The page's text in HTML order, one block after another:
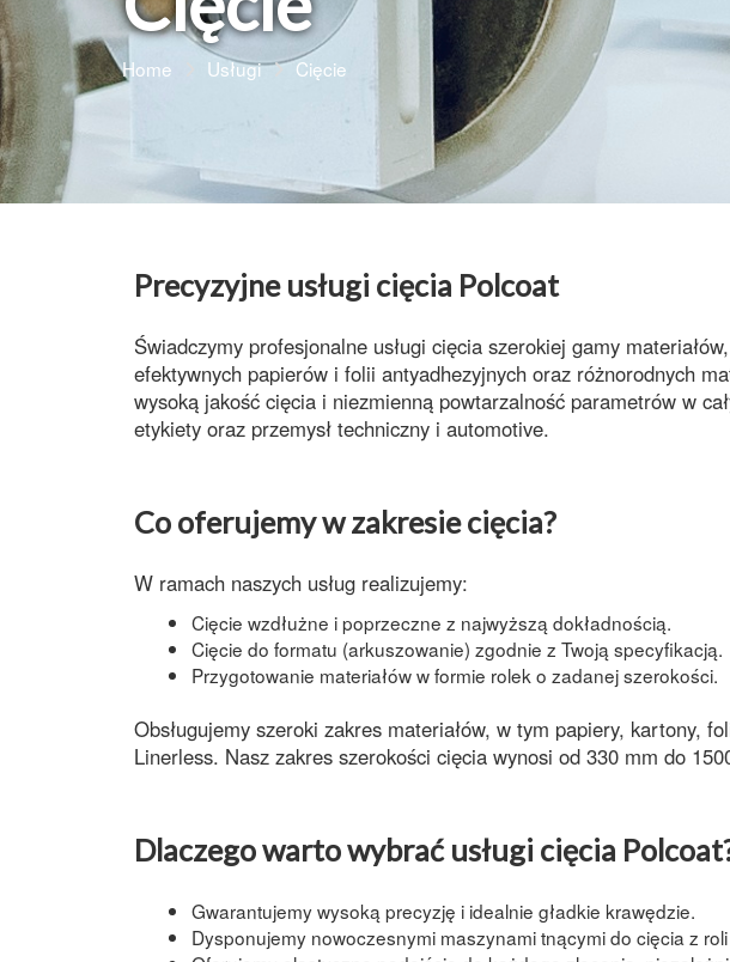
Home Usługi Cięcie
Precyzyjne usługi cięcia Polcoat
Świadczymy profesjonalne usługi cięcia szerokiej gamy
efektywnych papierów i folii antyadhezyjnych oraz różnorodnych
wysoką jakość cięcia i niezmienną powtarzalność parametrów w
etykiety oraz przemysł techniczny i automotive.
Co oferujemy w zakresie cięcia?
W ramach naszych usług realizujemy:
Cięcie wzdłużne ipoprzeczne z najwyższą dokładnością.
Cięcie do formatu (arkuszowanie) zgodnie z Twoją specyfikacją.
Przygotowanie materiałów w formie rolek o zadanej szerokości.
Obsługujemy szeroki zakres materiałów, w tym papiery, kartony,
Linerless. Nasz zakres szerokości cięcia wynosi od 330 mm do
Dlaczego warto wybrać usługi cięcia
Gwarantujemywysoką precyzję i idealnie gładkie krawędzie.
Dysponujemy nowoczesnymi maszynami tnącymido cięcia z